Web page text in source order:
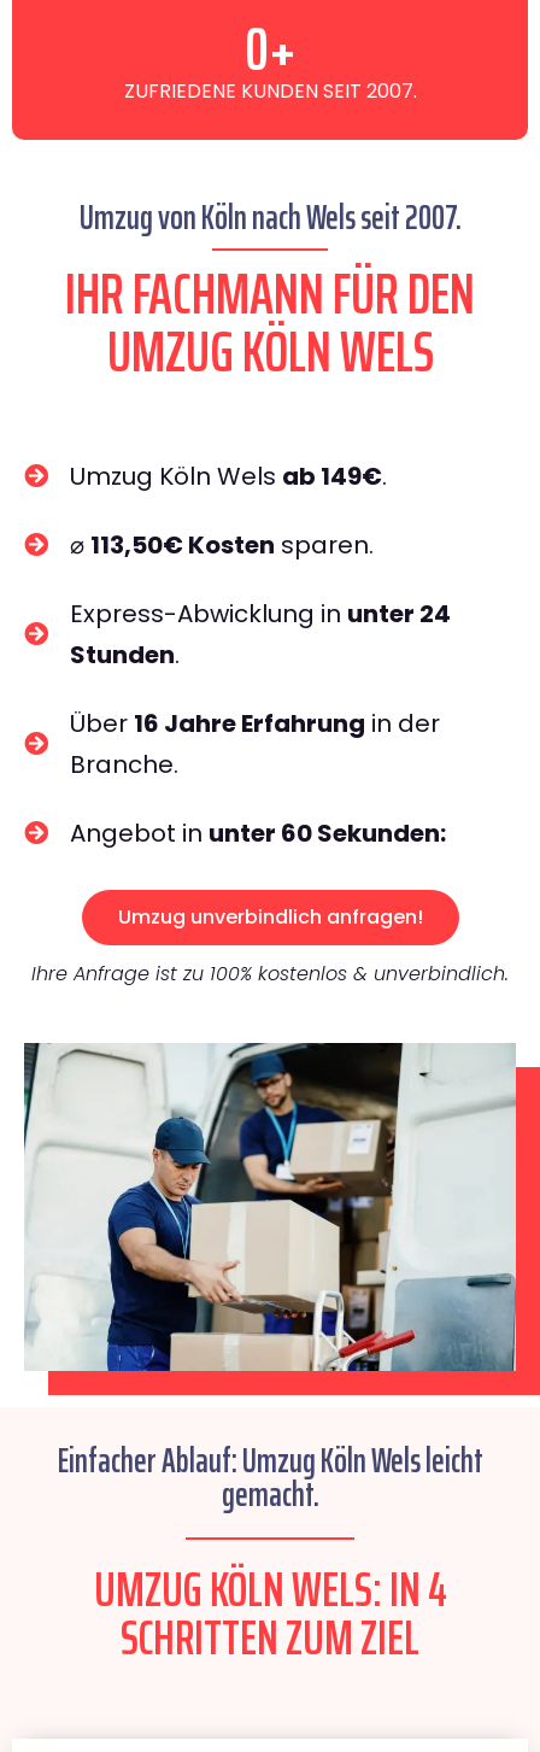
ZUFRIEDENE KUNDEN SEIT 2007.
0+
Umzug von Köln nach Wels seit 2007.
IHR FACHMANN FÜR DEN
UMZUG KÖLN WELS
Umzug Köln Wels ab 149€.
⌀ 113,50€ Kosten sparen.
Express-Abwicklung in unter 24
Stunden.
Über 16 Jahre Erfahrung in der
Branche.
Angebot in unter 60 Sekunden:
Umzug unverbindlich anfragen!
Ihre Anfrage ist zu 100% kostenlos & unverbindlich.
Einfacher Ablauf: Umzug Köln Wels leicht
gemacht.
UMZUG KÖLN WELS: IN 4
SCHRITTEN ZUM ZIEL